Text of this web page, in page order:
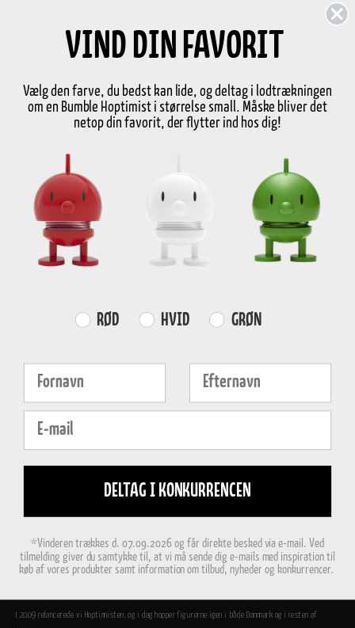
StørrelseXS
+
1-3 dages levering
GRATIS FRAGT
over499 DKK
E-MÆRKET
HURTIG LEVERING
1-3 hverdage
Produktinformation
Vi er utrolig stolte af, at Hoptimisterne i dag er en del af den store danske designfamilie.
I 2009 relancerede vi Hoptimisten, og i dag hopper figurerne igen i både Danmark og i resten af
VIND DIN FAVORIT
Vælg den farve, du bedst kan lide, og deltag i lodtrækningen
om en Bumble Hoptimist i størrelse small. Måske bliver det
netop din favorit, der flytter ind hos dig!
Farvevalg
RØD HVID GRØN
Fornavn Efternavn
E-mail
DELTAG I KONKURRENCEN
*Vinderen trækkes d. 07.09.2026 og får direkte besked via e-mail. Ved
tilmelding giver du samtykke til, at vi må sende dig e-mails med inspiration til
køb af vores produkter samt information om tilbud, nyheder og konkurrencer.